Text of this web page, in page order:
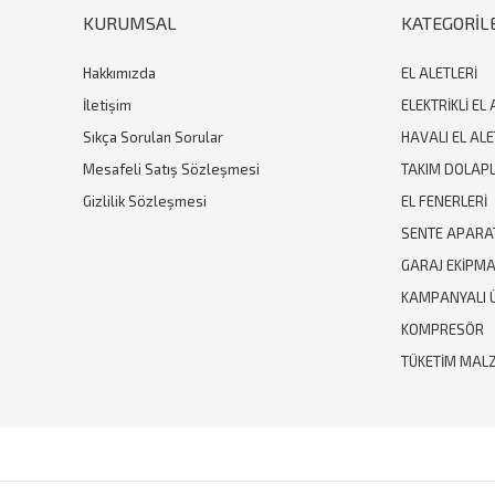
KURUMSAL
Hakkımızda
İletişim
Sıkça Sorulan Sorular
Mesafeli Satış Sözleşmesi
Gizlilik Sözleşmesi
EL ALETLERİ
ELEKTRİKLİ EL
HAVALI EL
TAKIM
EL FENERLERİ
SENTE
GARAJ
KAMPANYALI
KOMPRESÖR
TÜKETİM